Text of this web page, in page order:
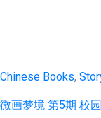
Chinese Books,
微画梦境 第5期 校